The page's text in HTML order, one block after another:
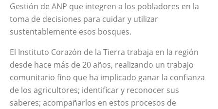
Gestión de ANP que integren a los pobladores en la
toma de decisiones para cuidar y utilizar
sustentablemente esos bosques.
El Instituto Corazón de la Tierra trabaja en la región
desde hace más de 20 años, realizando un trabajo
comunitario fino que ha implicado ganar la confianza
de los agricultores; identificar y reconocer sus
saberes; acompañarlos en estos procesos de